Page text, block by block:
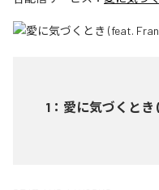
1 ： 愛に気づくと